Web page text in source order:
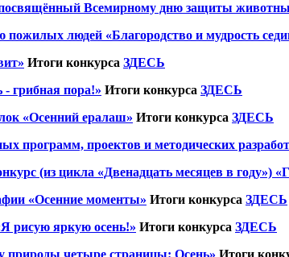
посвящённый Всемирному дню защиты
людей «Благородство и мудрость
Итоги конкурса ЗДЕСЬ
- грибная пора!» Итоги конкурса ЗДЕСЬ
«Осенний ералаш» Итоги конкурса ЗДЕСЬ
программ, проектов и методических
(из цикла «Двенадцать месяцев в году»)
«Осенние моменты» Итоги конкурса ЗДЕСЬ
рисую яркую осень!» Итоги конкурса ЗДЕСЬ